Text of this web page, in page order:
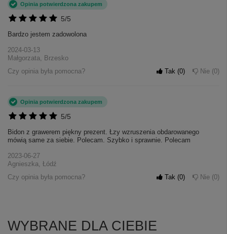
5/5
Opinia potwierdzona zakupem
Bardzo jestem zadowolona
2024-03-13
Małgorzata, Brzesko
Czy opinia była pomocna?
Tak 0 Nie 0
5/5
Opinia potwierdzona zakupem
Bidon z grawerem piękny prezent. Łzy wzruszenia obdarowanego
mówią same za siebie. Polecam. Szybko i sprawnie. Polecam
2023-06-27
Agnieszka, Łódź
Czy opinia była pomocna?
Tak 0 Nie 0
WYBRANE DLA CIEBIE